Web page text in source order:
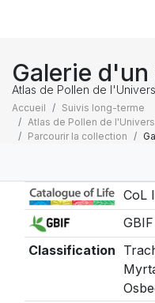
Galerie d'un
Atlas de Pollen de
Accueil
Suivis long-terme
Atlas de Pollen de
Parcourir la collection
CoL
Classification